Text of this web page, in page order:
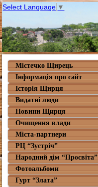
Select Language ▼
Містечко Щирець
Інформація про сайт
Історія Щирця
Видатні люди
Новини Щирця
Очищення влади
Міста-партнери
РЦ “Зустріч”
Народний дім “Просвіта”
Фотоальбоми
Гурт “Злата”